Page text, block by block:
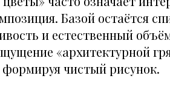
Базой остаётся
и естественный
«архитектурной
чистый рисунок.